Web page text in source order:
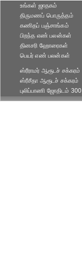
உங்கள் ஜாதகம்
திருமணப் பொருத்தம்
கணிதப் பஞ்சாங்கம்
பிறந்த எண் பலன்கள்
தினசரி ஹோரைகள்
பெயர் எண் பலன்கள்
ஸ்ரீராமர் ஆரூடச் சக்கரம்
ஸ்ரீசீதா ஆரூடச் சக்கரம்
புலிப்பாணி ஜோதிடம் 300